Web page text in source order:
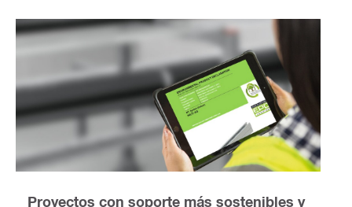
Proyectos con soporte más sostenibles y